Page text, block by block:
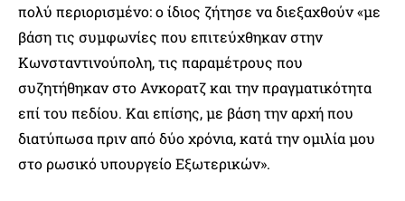
πολύ περιορισμένο: ο ίδιος ζήτησε να διεξαχθούν «με
βάση τις συμφωνίες που επιτεύχθηκαν στην
Κωνσταντινούπολη, τις παραμέτρους που
συζητήθηκαν στο Ανκορατζ και την πραγματικότητα
επί του πεδίου. Και επίσης, με βάση την αρχή που
διατύπωσα πριν από δύο χρόνια, κατά την ομιλία μου
στο ρωσικό υπουργείο Εξωτερικών».